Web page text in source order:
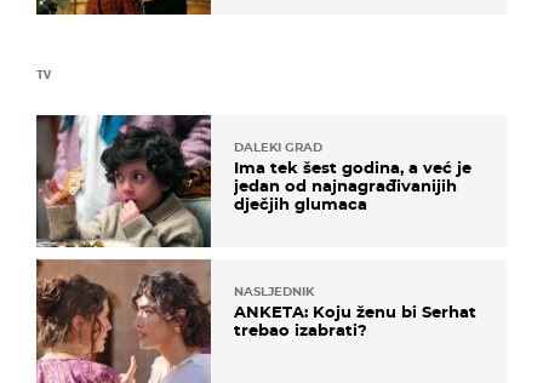
TV
DALEKI GRAD
Ima tek šest godina, a već je
jedan od najnagrađivanijih
dječjih glumaca
NASLJEDNIK
ANKETA: Koju ženu bi Serhat
trebao izabrati?